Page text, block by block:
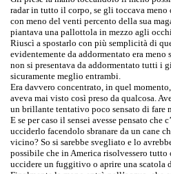
radar in tutto il corpo, se gli toccava meno
con meno del venti percento della sua
piantava una pallottola in mezzo agli
Riuscì a spostarlo con più semplicità di
evidentemente da addormentato era meno
non si presentava da addormentato tutti i
sicuramente meglio entrambi.
Era davvero concentrato, in quel
aveva mai visto così preso da qualcosa.
un brillante tentativo poco sensato di fare
E se per caso il sensei avesse pensato che
ucciderlo facendolo sbranare da un cane
vicino? So si sarebbe svegliato e lo
possibile che in America risolvessero tutto
uccidere un fuggitivo o aprire una scatola